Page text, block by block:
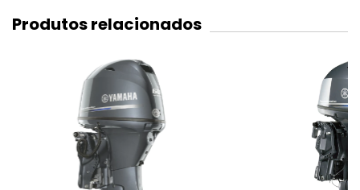
Produtos relacionados